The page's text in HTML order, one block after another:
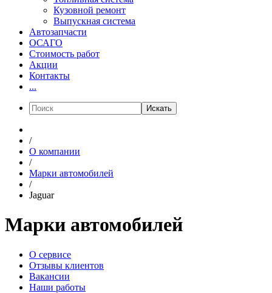
Кузовной ремонт
Выпускная система
Автозапчасти
ОСАГО
Стоимость работ
Акции
Контакты
...
Искать
/
О компании
/
Марки автомобилей
/
Jaguar
Марки автомобилей
О сервисе
Отзывы клиентов
Вакансии
Наши работы